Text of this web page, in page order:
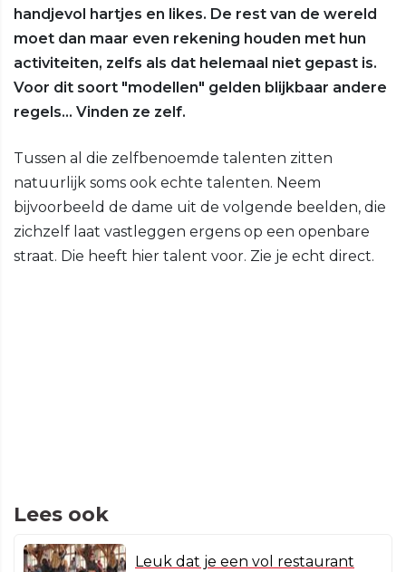
handjevol hartjes en likes. De rest van de wereld
moet dan maar even rekening houden met hun
activiteiten, zelfs als dat helemaal niet gepast is.
Voor dit soort "modellen" gelden blijkbaar andere
regels... Vinden ze zelf.
Tussen al die zelfbenoemde talenten zitten
natuurlijk soms ook echte talenten. Neem
bijvoorbeeld de dame uit de volgende beelden, die
zichzelf laat vastleggen ergens op een openbare
straat. Die heeft hier talent voor. Zie je echt direct.
Lees ook
Leuk dat je een vol restaurant